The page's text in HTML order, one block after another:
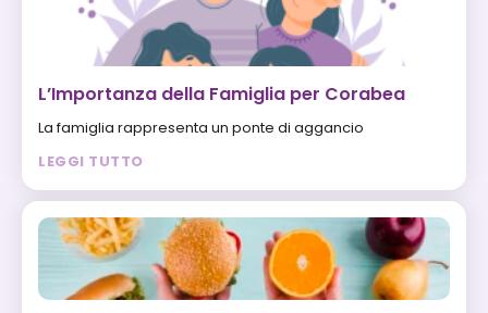
L’Importanza della Famiglia per Corabea
La famiglia rappresenta un ponte di aggancio
LEGGI TUTTO